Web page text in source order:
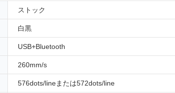
ストック
白黒
USB+Bluetooth
260mm/s
576dots/lineまたは572dots/line